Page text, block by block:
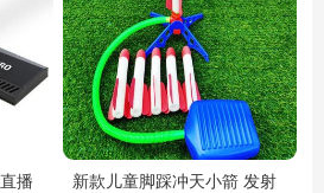
播
新款儿童脚踩冲天小箭 发射